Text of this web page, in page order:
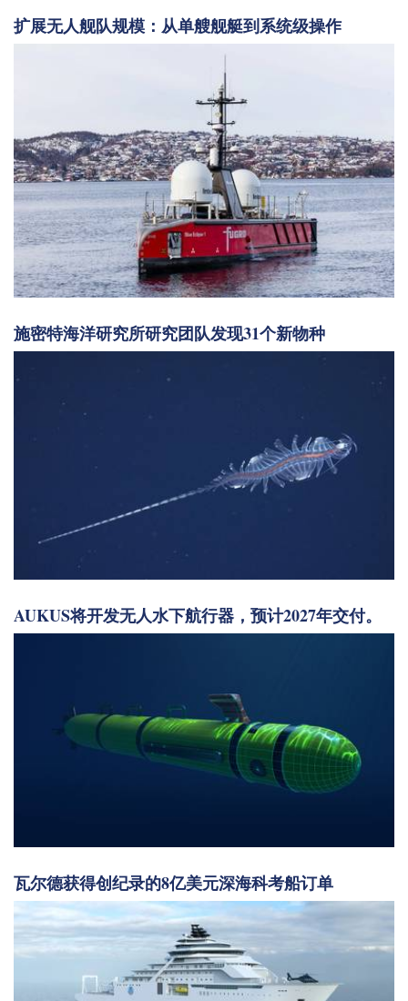
扩展无人舰队规模：从单艘舰艇到系统级操作
施密特海洋研究所研究团队发现31个新物种
AUKUS将开发无人水下航行器，预计2027年交付。
瓦尔德获得创纪录的8亿美元深海科考船订单